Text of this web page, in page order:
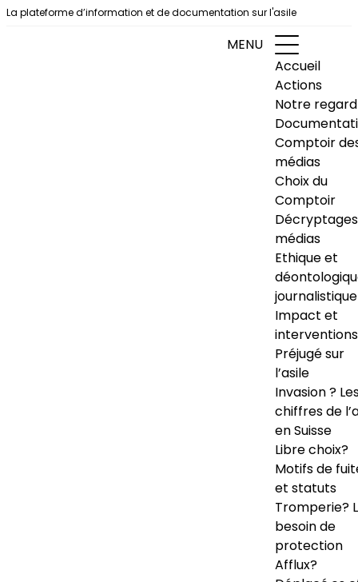
Aller au contenu
La plateforme d’information et de documentation sur l'asile
MENU
Accueil
Actions
Notre regard
Comptoir
médias
Choix du
Comptoir
Décryptages
médias
Ethique et
journalistique
Impact et
interventions
Préjugé sur
l’asile
Invasion ?
chiffres de
en Suisse
Libre choix?
Motifs de
et statuts
Tromperie?
besoin de
protection
Afflux?